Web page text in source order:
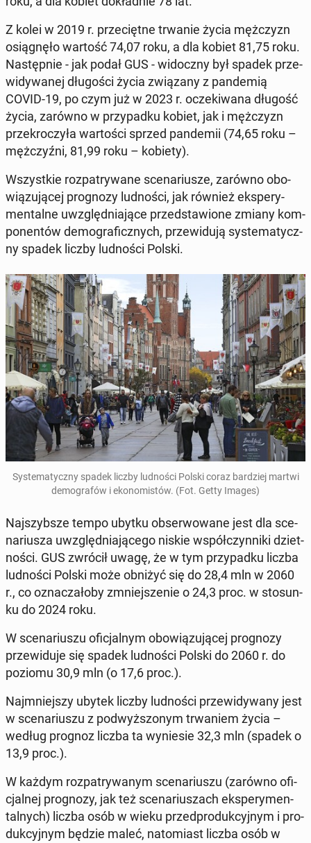
Z kolei w 2019 r. prze­cięt­ne trwanie życia męż­czyzn
osią­gnę­ło wartość 74,07 roku, a dla kobiet 81,75 roku.
Na­stęp­nie - jak podał GUS - wi­docz­ny był spadek prze­
wi­dy­wa­nej dłu­go­ści życia zwią­za­ny z pan­de­mią
COVID-19, po czym już w 2023 r. ocze­ki­wa­na długość
życia, zarówno w przy­pad­ku kobiet, jak i męż­czyzn
prze­kro­czy­ła war­to­ści sprzed pan­de­mii (74,65 roku –
męż­czyź­ni, 81,99 roku – kobiety).
Wszyst­kie roz­pa­try­wa­ne sce­na­riu­sze, zarówno obo­
wią­zu­ją­cej pro­gno­zy lud­no­ści, jak również eks­pe­ry­
men­tal­ne uwzględ­nia­ją­ce przed­sta­wio­ne zmiany kom­
po­nen­tów de­mo­gra­ficz­nych, prze­wi­du­ją sys­te­ma­tycz­
ny spadek liczby lud­no­ści Polski.
Sys­te­ma­tycz­ny spadek liczby lud­no­ści Polski coraz bar­dziej martwi
de­mo­gra­fów i eko­no­mi­stów. (Fot. Getty Images)
Naj­szyb­sze tempo ubytku ob­ser­wo­wa­ne jest dla sce­
na­riu­sza uwzględ­nia­ją­ce­go niskie współ­czyn­ni­ki dziet­
no­ści. GUS zwrócił uwagę, że w tym przy­pad­ku liczba
lud­no­ści Polski może obniżyć się do 28,4 mln w 2060
r., co ozna­cza­ło­by zmniej­sze­nie o 24,3 proc. w sto­sun­
ku do 2024 roku.
W sce­na­riu­szu ofi­cjal­nym obo­wią­zu­ją­cej pro­gno­zy
prze­wi­du­je się spadek lud­no­ści Polski do 2060 r. do
poziomu 30,9 mln (o 17,6 proc.).
Naj­mniej­szy ubytek liczby lud­no­ści prze­wi­dy­wa­ny jest
w sce­na­riu­szu z pod­wyż­szo­nym trwa­niem życia –
według prognoz liczba ta wy­nie­sie 32,3 mln (spadek o
13,9 proc.).
W każdym roz­pa­try­wa­nym sce­na­riu­szu (zarówno ofi­
cjal­nej pro­gno­zy, jak też sce­na­riu­szach eks­pe­ry­men­
tal­nych) liczba osób w wieku przed­pro­duk­cyj­nym i pro­
duk­cyj­nym będzie maleć, na­to­miast liczba osób w